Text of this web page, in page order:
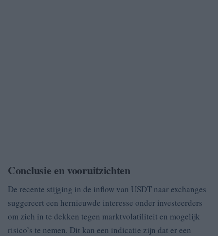
Conclusie en vooruitzichten
De recente stijging in de inflow van USDT naar exchanges
suggereert een hernieuwde interesse onder investeerders
om zich in te dekken tegen marktvolatiliteit en mogelijk
risico’s te nemen. Dit kan een indicatie zijn dat er een